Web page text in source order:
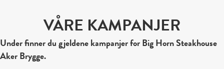
VÅRE KAMPANJER
Under finner du gjeldene kampanjer for Big Horn Steakhouse
Aker Brygge.